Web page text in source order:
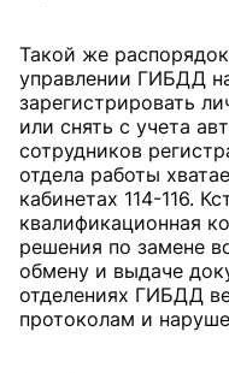
Такой же
управлении ГИБДД
зарегистрировать
или снять с учета
сотрудников
отдела работы
кабинетах 114-116.
квалификационная
решения по замене
обмену и выдаче
отделениях ГИБДД
протоколам и